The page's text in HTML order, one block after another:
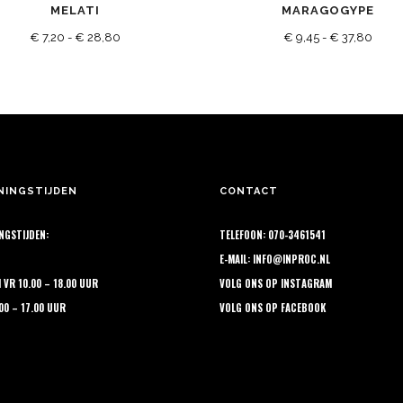
MELATI
€ 7,20 - € 28,80Prijsklasse:
€ 28,80
Deze
gekozen
op
de
productpagina
MARAGOGYPE
€ 9,45 - € 37,80
€
VR 10.00 – 18.00 UUR
– 17.00 UUR
CONTACT
TELEFOON: 070-3461541
E-MAIL: INFO@INPROC.NL
VOLG ONS OP INSTAGRAM
VOLG ONS OP FACEBOOK